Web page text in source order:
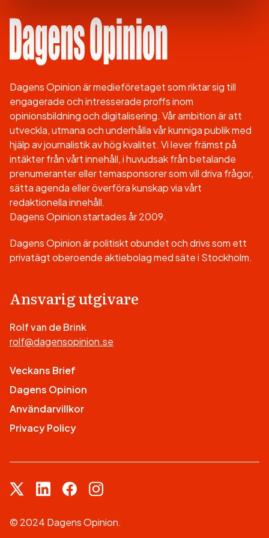
Dagens Opinion är medieföretaget som riktar sig till
engagerade och intresserade proffs inom
opinionsbildning och digitalisering. Vår ambition är att
utveckla, utmana och underhålla vår kunniga publik med
hjälp av journalistik av hög kvalitet. Vi lever främst på
intäkter från vårt innehåll, i huvudsak från betalande
prenumeranter eller temasponsorer som vill driva frågor,
sätta agenda eller överföra kunskap via vårt
redaktionella innehåll.
Dagens Opinion startades år 2009.
Dagens Opinion är politiskt obundet och drivs som ett
privatägt oberoende aktiebolag med säte i Stockholm.
Ansvarig utgivare
Rolf van de Brink
rolf@dagensopinion.se
Veckans Brief
Dagens Opinion
Användarvillkor
Privacy Policy
© 2024 Dagens Opinion.